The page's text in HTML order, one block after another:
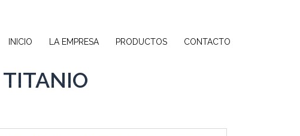
INICIO LA EMPRESA PRODUCTOS CONTACTO